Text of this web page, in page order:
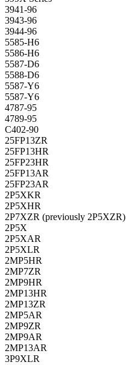
3941-96
3943-96
3944-96
5585-H6
5586-H6
5587-D6
5588-D6
5587-Y6
5587-Y6
4787-95
4789-95
C402-90
25FP13ZR
25FP13HR
25FP23HR
25FP13AR
25FP23AR
2P5XKR
2P5XHR
2P7XZR (previously 2P5XZR)
2P5X
2P5XAR
2P5XLR
2MP5HR
2MP7ZR
2MP9HR
2MP13HR
2MP13ZR
2MP5AR
2MP9ZR
2MP9AR
2MP13AR
3P9XLR